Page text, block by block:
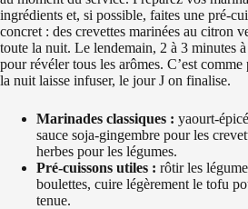
ingrédients et, si possible, faites une pré-
concret : des crevettes marinées au citron
toute la nuit. Le lendemain, 2 à 3 minutes
pour révéler tous les arômes. C’est comme
la nuit laisse infuser, le jour J on finalise.
Marinades classiques : yaourt-
sauce soja-gingembre pour les
herbes pour les légumes.
Pré-cuissons utiles : rôtir les
boulettes, cuire légèrement le tofu
tenue.